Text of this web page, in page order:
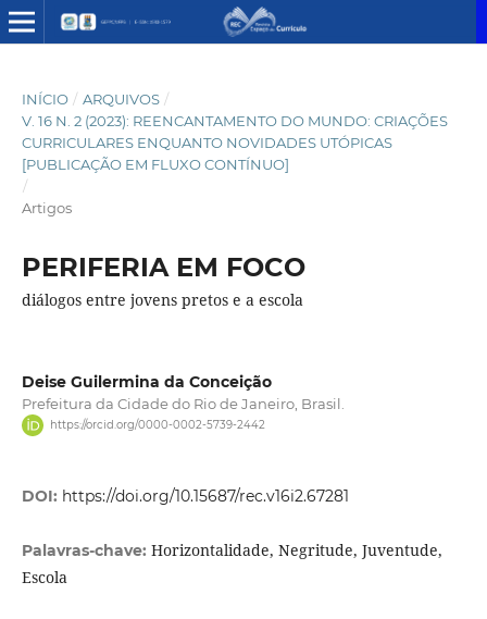
INÍCIO / ARQUIVOS /
V. 16 N. 2 (2023): REENCANTAMENTO DO MUNDO: CRIAÇÕES
CURRICULARES ENQUANTO NOVIDADES UTÓPICAS
[PUBLICAÇÃO EM FLUXO CONTÍNUO]
/
Artigos
PERIFERIA EM FOCO
diálogos entre jovens pretos e a escola
Deise Guilermina da Conceição
Prefeitura da Cidade do Rio de Janeiro, Brasil.
https://orcid.org/0000-0002-5739-2442
DOI: https://doi.org/10.15687/rec.v16i2.67281
Palavras-chave: Horizontalidade, Negritude, Juventude,
Escola